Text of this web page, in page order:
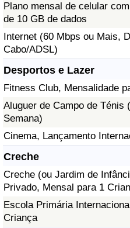
Plano mensal de celular
de 10 GB de dados
Internet (60 Mbps ou Mais,
Cabo/ADSL)
Desportos e Lazer
Fitness Club, Mensalidade
Aluguer de Campo de Ténis
Semana)
Cinema, Lançamento
Creche
Creche (ou Jardim de
Privado, Mensal para 1
Escola Primária
Criança